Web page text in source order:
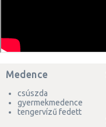
Medence
csúszda
gyermekmedence
tengervízű fedett